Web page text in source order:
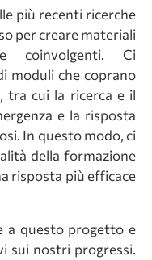
più recenti ricerche
per creare materiali
coinvolgenti. Ci
moduli che coprano
tra cui la ricerca e il
e la risposta
In questo modo, ci
della formazione
risposta più efficace
a questo progetto e
sui nostri progressi.